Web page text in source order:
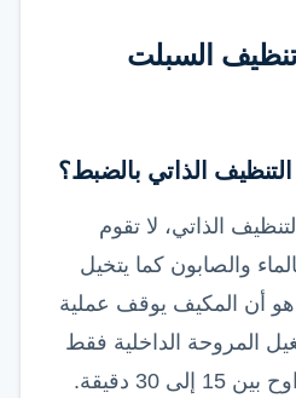
السبلت
الذاتي، لا تقوم
والصابون كما يتخيل
هو أن المكيف يوقف عملية
المروحة الداخلية فقط
بسرعة بطيئة لمدة تتراوح بين 15 إلى 30 دقيقة.